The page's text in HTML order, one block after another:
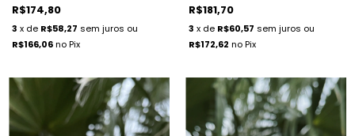
R$174,80
3 x de R$58,27 sem juros ou
R$166,06no Pix
R$181,70
3 x de R$60,57 sem juros ou
R$172,62 no Pix